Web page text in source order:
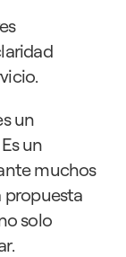
un
un
muchos
propuesta
solo